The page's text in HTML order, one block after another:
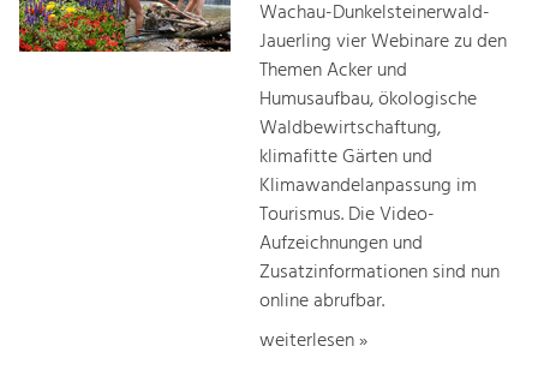
Wachau-Dunkelsteinerwald-
Jauerling vier Webinare zu den
Themen Acker und
Humusaufbau, ökologische
Waldbewirtschaftung,
klimafitte Gärten und
Klimawandelanpassung im
Tourismus. Die Video-
Aufzeichnungen und
Zusatzinformationen sind nun
online abrufbar.
weiterlesen »